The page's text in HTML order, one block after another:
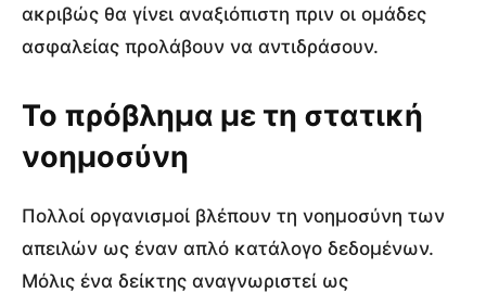
ακριβώς θα γίνει αναξιόπιστη πριν οι ομάδες
ασφαλείας προλάβουν να αντιδράσουν.
Το πρόβλημα με τη στατική
νοημοσύνη
Πολλοί οργανισμοί βλέπουν τη νοημοσύνη των
απειλών ως έναν απλό κατάλογο δεδομένων.
Μόλις ένα δείκτης αναγνωριστεί ως